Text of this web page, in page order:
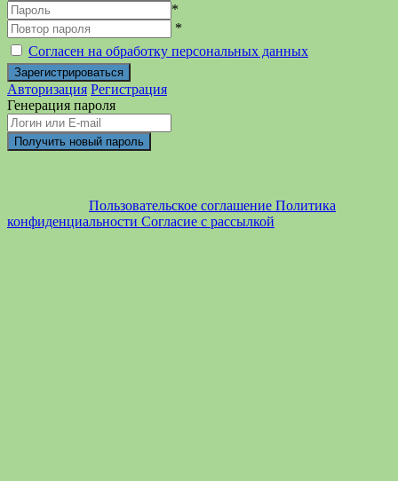
*
*
Согласен на обработку персональных данных
Авторизация Регистрация
Генерация пароля
Пользовательское соглашение Политика
конфиденциальности Согласие с рассылкой